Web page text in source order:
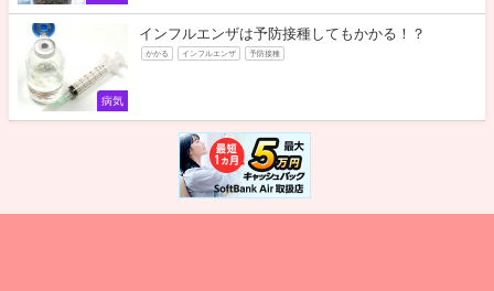
病気
インフルエンザは予防接種してもかかる！？
かかる インフルエンザ 予防接種